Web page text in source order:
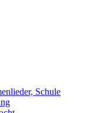
Schule